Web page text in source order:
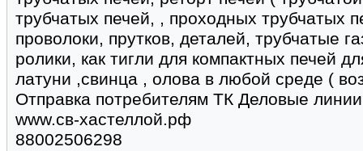
трубчатых печей, , проходных трубчатых
проволоки, прутков, деталей, трубчатые
ролики, как тигли для компактных печей
латуни ,свинца , олова в любой среде (
Отправка потребителям ТК Деловые
www.св-хастеллой.рф
88002506298